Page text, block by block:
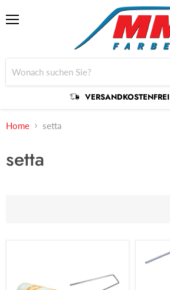
VERSANDKOSTENFREI
Home setta
setta